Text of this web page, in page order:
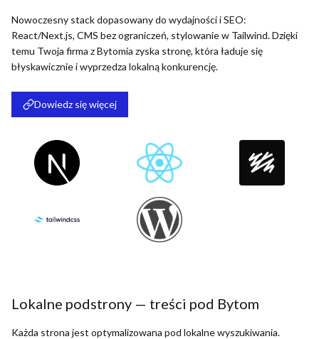
Nowoczesny stack dopasowany do wydajności i SEO:
React/Next.js, CMS bez ograniczeń, stylowanie w Tailwind. Dzięki
temu Twoja firma z Bytomia zyska stronę, która ładuje się
błyskawicznie i wyprzedza lokalną konkurencję.
Dowiedz się więcej
Lokalne podstrony — treści pod Bytom
Każda strona jest optymalizowana pod lokalne wyszukiwania.